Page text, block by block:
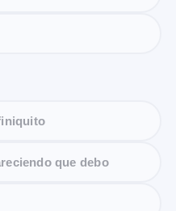
que debo